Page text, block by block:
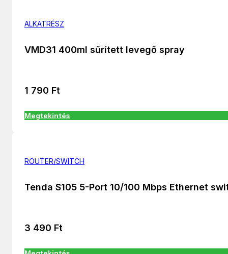
ALKATRÉSZ
VMD31 400ml sűrített levegő spray
1 790 Ft
Megtekintés
ROUTER/SWITCH
Tenda S105 5-Port 10/100 Mbps Ethernet
3 490 Ft